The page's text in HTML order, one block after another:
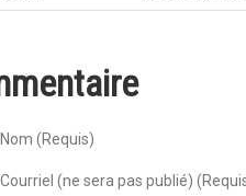
Nom (Requis)
Courriel (ne sera pas publié)